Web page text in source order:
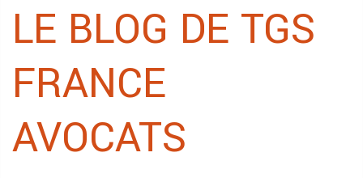
LE BLOG DE TGS
FRANCE
AVOCATS